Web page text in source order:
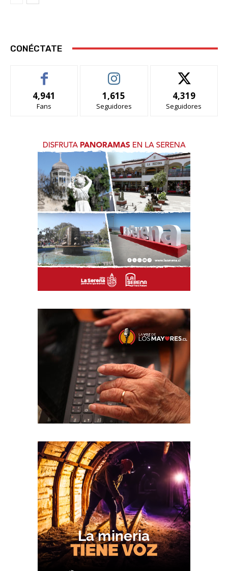
CONÉCTATE
4,941
Fans
1,615
Seguidores
4,319
Seguidores